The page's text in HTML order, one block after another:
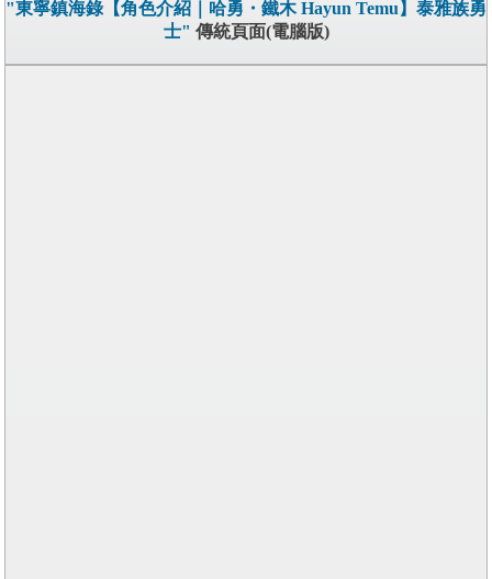
"東寧鎮海錄【角色介紹｜哈勇・鐵木 Hayun Temu】泰雅族勇
士" 傳統頁面(電腦版)